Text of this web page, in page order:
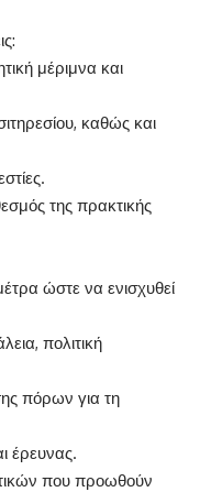
μέριμνα και
καθώς και
της πρακτικής
ώστε να ενισχυθεί
πολιτική
πόρων για τη
έρευνας.
που προωθούν